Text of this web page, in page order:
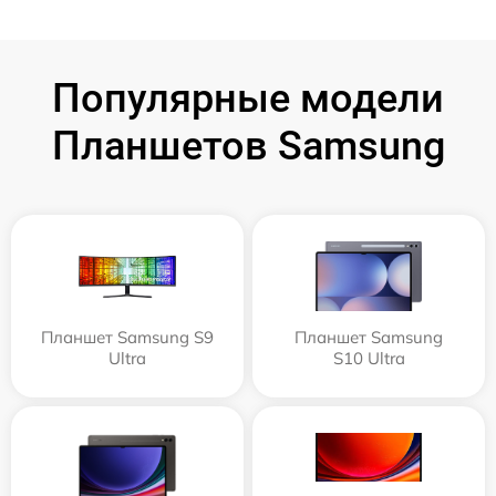
Популярные модели
Планшетов Samsung
Планшет Samsung S9
Ultra
Планшет Samsung
S10 Ultra